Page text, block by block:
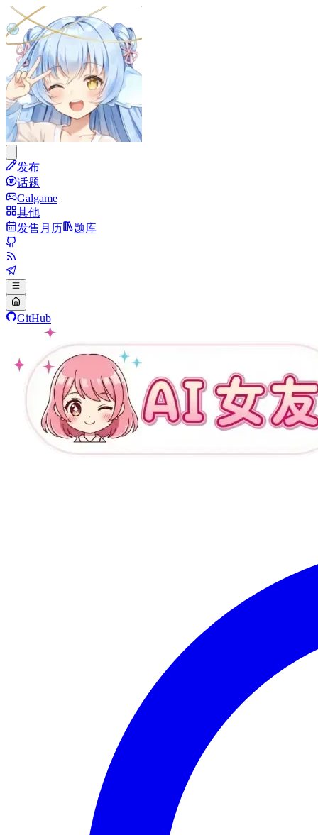
发布
话题
Galgame
其他
发售月历
题库
GitHub